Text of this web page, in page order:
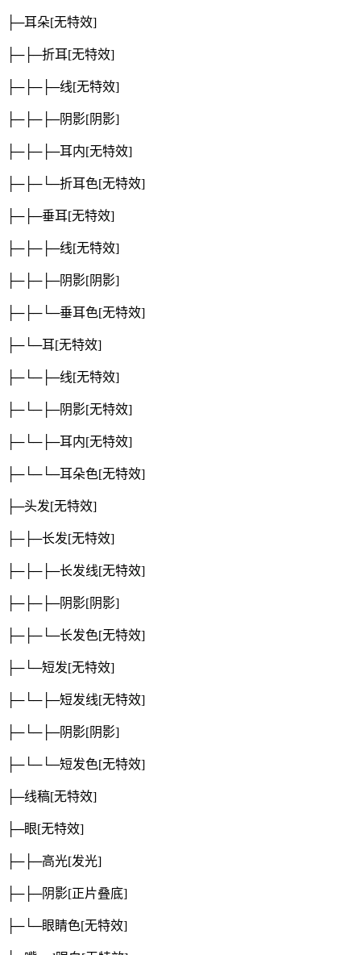
├─耳朵[无特效]
├─├─折耳[无特效]
├─├─├─线[无特效]
├─├─├─阴影[阴影]
├─├─├─耳内[无特效]
├─├─└─折耳色[无特效]
├─├─垂耳[无特效]
├─├─├─线[无特效]
├─├─├─阴影[阴影]
├─├─└─垂耳色[无特效]
├─└─耳[无特效]
├─└─├─线[无特效]
├─└─├─阴影[无特效]
├─└─├─耳内[无特效]
├─└─└─耳朵色[无特效]
├─头发[无特效]
├─├─长发[无特效]
├─├─├─长发线[无特效]
├─├─├─阴影[阴影]
├─├─└─长发色[无特效]
├─└─短发[无特效]
├─└─├─短发线[无特效]
├─└─├─阴影[阴影]
├─└─└─短发色[无特效]
├─线稿[无特效]
├─眼[无特效]
├─├─高光[发光]
├─├─阴影[正片叠底]
├─└─眼睛色[无特效]